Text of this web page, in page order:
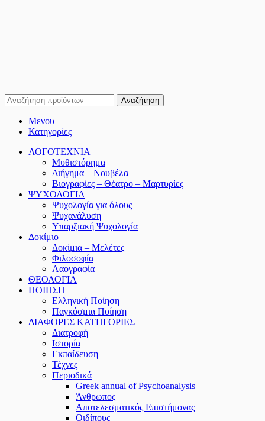
Αναζήτηση
Μενου
Κατηγορίες
ΛΟΓΟΤΕΧΝΙΑ
Μυθιστόρημα
Διήγημα – Νουβέλα
Βιογραφίες – Θέατρο – Μαρτυρίες
ΨΥΧΟΛΟΓΙΑ
Ψυχολογία για όλους
Ψυχανάλυση
Υπαρξιακή Ψυχολογία
Δοκίμιο
Δοκίμια – Μελέτες
Φιλοσοφία
Λαογραφία
ΘΕΟΛΟΓΙΑ
ΠΟΙΗΣΗ
Ελληνική Ποίηση
Παγκόσμια Ποίηση
ΔΙΑΦΟΡΕΣ ΚΑΤΗΓΟΡΙΕΣ
Διατροφή
Ιστορία
Εκπαίδευση
Τέχνες
Περιοδικά
Greek annual of Psychoanalysis
Άνθρωπος
Αποτελεσματικός Επιστήμονας
Οιδίπους